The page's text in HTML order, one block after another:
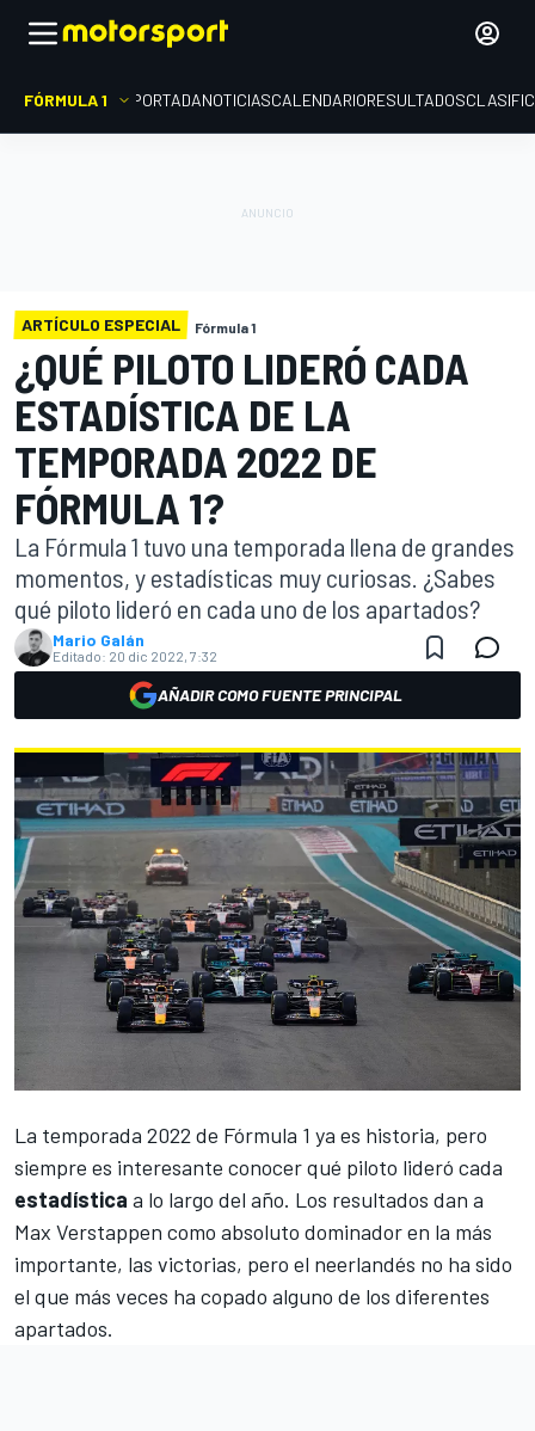
FÓRMULA 1 PORTADANOTICIASCALENDARIORESULTADOS
ARTÍCULO ESPECIAL Fórmula 1
¿QUÉ PILOTO LIDERÓ CADA
ESTADÍSTICA DE LA
TEMPORADA 2022 DE
FÓRMULA 1?
La Fórmula 1 tuvo una temporada llena de grandes
momentos, y estadísticas muy curiosas. ¿Sabes
qué piloto lideró en cada uno de los apartados?
Mario Galán
Editado: 20 dic 2022, 7:32
AÑADIR COMO FUENTE PRINCIPAL
La temporada 2022 de Fórmula 1 ya es historia, pero
siempre es interesante conocer qué piloto lideró cada
estadística a lo largo del año. Los resultados dan a
Max Verstappen como absoluto dominador en la más
importante, las victorias, pero el neerlandés no ha sido
el que más veces ha copado alguno de los diferentes
apartados.